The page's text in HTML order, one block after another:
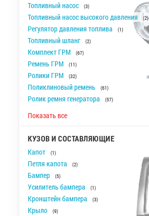
Топливный насос (3)
Топливный насос высокого давления (2)
Регулятор давления топлива (1)
Топливный шланг (2)
Комплект ГРМ (67)
Ремень ГРМ (11)
Ролики ГРМ (32)
Поликлиновый ремень (61)
Ролик ремня генератора (57)
Показать все
КУЗОВ И СОСТАВЛЯЮЩИЕ
Капот (1)
Петля капота (2)
Бампер (5)
Усилитель бампера (1)
Кронштейн бампера (3)
Крыло (9)